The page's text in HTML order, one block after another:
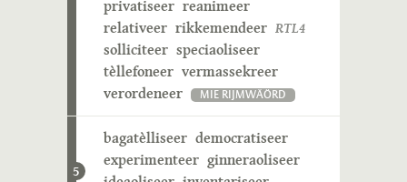
privatiseer reanimeer
relativeer rikkemendeer RTL4
solliciteer speciaoliseer
tèllefoneer vermassekreer
verordeneer
MIE RIJMWÄÖRD
5
bagatèlliseer democratiseer
experimenteer ginneraoliseer